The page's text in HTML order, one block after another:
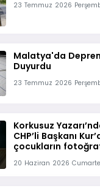
23 Temmuz 2026
Malatya'da
Duyurdu
23 Temmuz 2026
Korkusuz
CHP’li Başkanı
çocukların
20 Haziran 2026